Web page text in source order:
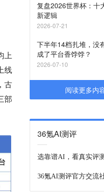
上
线
古
部
复盘2026世界杯：十
新逻辑
2026-07-21
下半年14档扎堆，没
成了平台香饽饽？
2026-07-10
阅读更多内
36氪AI测评
选靠谱AI，看真实评测
36氪AI测评官方交流